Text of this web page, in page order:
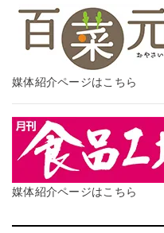
媒体紹介ページはこちら
媒体紹介ページはこちら